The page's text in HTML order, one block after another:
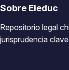
Sobre Eleduc
Repositorio legal
jurisprudencia